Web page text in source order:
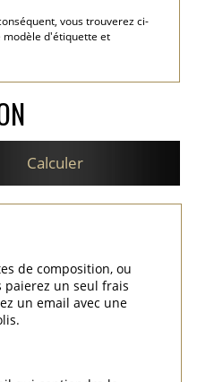
2 800 EUR
vous trouverez ci-
modèle d'étiquette et
Calculer
de composition, ou
paierez un seul frais
un email avec une